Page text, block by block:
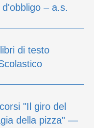
– a.s.
di testo
"Il giro del
della pizza" —